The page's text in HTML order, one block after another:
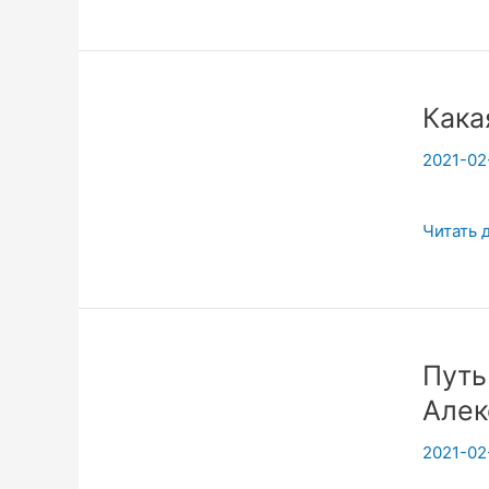
Habit
2021-
Какая
Читать
2021-